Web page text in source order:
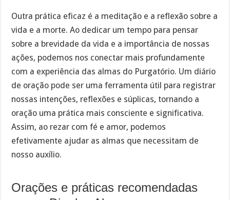
Outra prática eficaz é a meditação e a reflexão sobre a
vida e a morte. Ao dedicar um tempo para pensar
sobre a brevidade da vida e a importância de nossas
ações, podemos nos conectar mais profundamente
com a experiência das almas do Purgatório. Um diário
de oração pode ser uma ferramenta útil para registrar
nossas intenções, reflexões e súplicas, tornando a
oração uma prática mais consciente e significativa.
Assim, ao rezar com fé e amor, podemos
efetivamente ajudar as almas que necessitam de
nosso auxílio.
Orações e práticas recomendadas